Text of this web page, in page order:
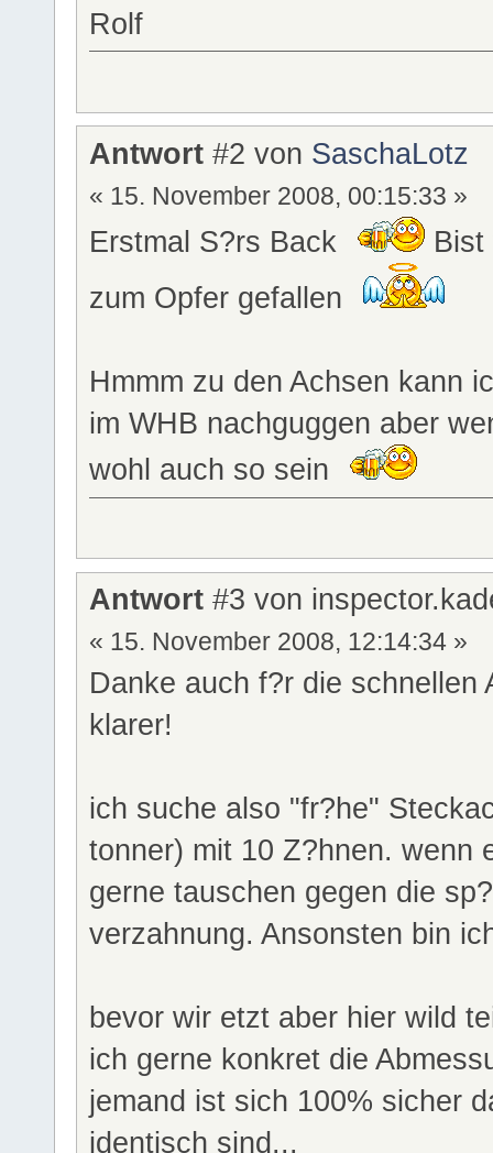
Rolf
Antwort #2 von SaschaLotz
« 15. November 2008, 00:15:33 »
Erstmal S?rs Back
Bist
zum Opfer gefallen
Hmmm zu den Achsen kann
im WHB nachguggen aber
wohl auch so sein
Antwort #3 von
« 15. November 2008, 12:14:34 »
Danke auch f?r die
klarer!
ich suche also "fr?he"
tonner) mit 10 Z?hnen. wenn
gerne tauschen gegen die
verzahnung. Ansonsten bin
bevor wir etzt aber hier wild
ich gerne konkret die
jemand ist sich 100% sicher
identisch sind...